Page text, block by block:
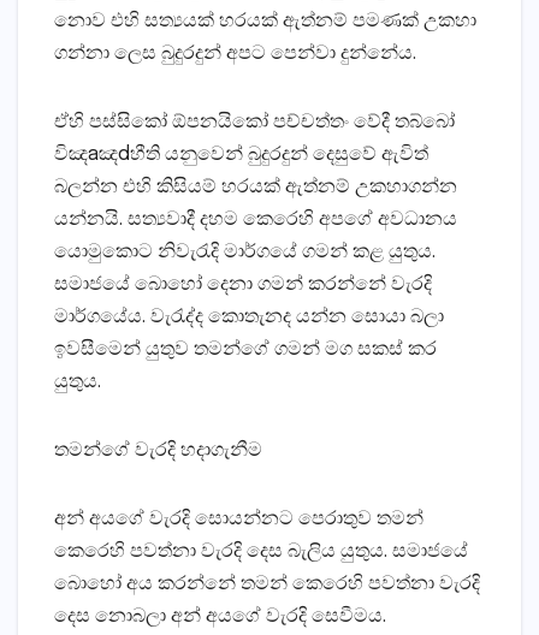
නොව එහි සත්‍යයක්‌ හරයක්‌ ඇත්නම් පමණක්‌ උකහා
ගන්නා ලෙස බුදුරදුන් අපට පෙන්වා දුන්නේය.
ඒහි පස්‌සිකෝ ඕපනයිකෝ පච්චත්තං වේදී තබ්බෝ
විඤaඤdහීති යනුවෙන් බුදුරදුන් දෙසුවේ ඇවිත්
බලන්න එහි කිසියම් හරයක්‌ ඇත්නම් උකහාගන්න
යන්නයි. සත්‍යවාදී දහම කෙරෙහි අපගේ අවධානය
යොමුකොට නිවැරැදි මාර්ගයේ ගමන් කළ යුතුය.
සමාජයේ බොහෝ දෙනා ගමන් කරන්නේ වැරදි
මාර්ගයේය. වැරැද්ද කොතැනද යන්න සොයා බලා
ඉවසීමෙන් යුතුව තමන්ගේ ගමන් මග සකස්‌ කර
යුතුය.
තමන්ගේ වැරදි හදාගැනීම
අන් අයගේ වැරදි සොයන්නට පෙරාතුව තමන්
කෙරෙහි පවත්නා වැරදි දෙස බැලිය යුතුය. සමාජයේ
බොහෝ අය කරන්නේ තමන් කෙරෙහි පවත්නා වැරදි
දෙස නොබලා අන් අයගේ වැරදි සෙවීමය.